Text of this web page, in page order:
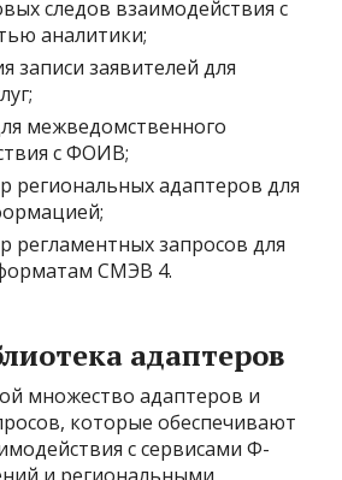
следов взаимодействия с
аналитики;
записи заявителей для
межведомственного
с ФОИВ;
региональных адаптеров для
регламентных запросов для
СМЭВ 4.
адаптеров
множество адаптеров и
которые обеспечивают
с сервисами Ф-